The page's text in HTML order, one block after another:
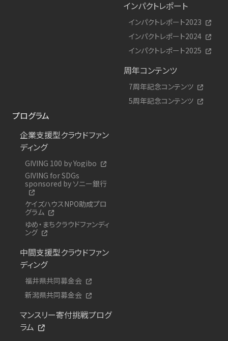
インパクトレポート
インパクトレポート2023
インパクトレポート2024
インパクトレポート2025
周年コンテンツ
7周年記念コンテンツ
5周年記念コンテンツ
プログラム
企業支援型クラウドファン
ディング
GIVING 100 by Yogibo
GIVING for SDGs
sponsored by ソニー銀行
ケイズハウスNPO助成プロ
グラム
ゆめ・まちクラウドファンディ
ング
中間支援型クラウドファン
ディング
福井県共同募金会
新潟県共同募金会
マンスリー寄付挑戦プログ
ラム